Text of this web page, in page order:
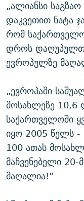
„ალიანსი
დაკვეთით ნატა
რომ
დროს
ევროპულზე
„ევროპაში
მოსახლეზე 10,6
საქართველოში
იყო 2005 წელს
100 ათას
მაჩვენებელი
მაღალია!“